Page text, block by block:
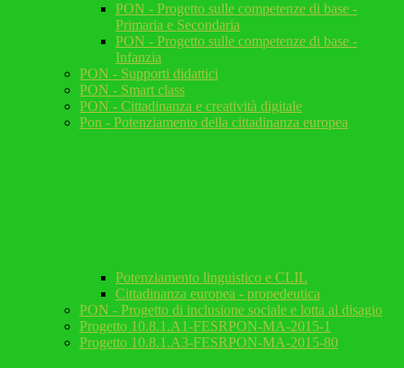
PON - Progetto sulle competenze di base -
Primaria e Secondaria
PON - Progetto sulle competenze di base -
Infanzia
PON - Supporti didattici
PON - Smart class
PON - Cittadinanza e creatività digitale
Pon - Potenziamento della cittadinanza europea
Potenziamento linguistico e CLIL
Cittadinanza europea - propedeutica
PON - Progetto di inclusione sociale e lotta al disagio
Progetto 10.8.1.A1-FESRPON-MA-2015-1
Progetto 10.8.1.A3-FESRPON-MA-2015-80